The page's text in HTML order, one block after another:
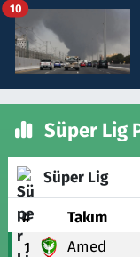
10
Süper Lig
Süper Lig
# Takım
1 Amed